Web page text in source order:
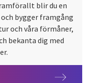
blir du en
bygger framgång
och våra förmåner,
bekanta dig med